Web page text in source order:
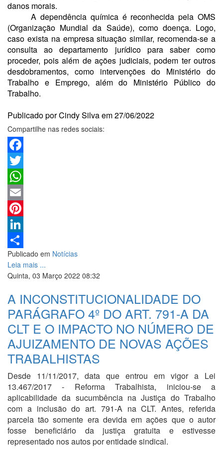
danos morais.
A dependência química é reconhecida pela OMS
(Organização Mundial da Saúde), como doença. Logo,
caso exista na empresa situação similar, recomenda-se a
consulta ao departamento jurídico para saber como
proceder, pois além de ações judiciais, podem ter outros
desdobramentos, como intervenções do Ministério do
Trabalho e Emprego, além do Ministério Público do
Trabalho.
Publicado por Cindy Silva em 27/06/2022
Compartilhe nas redes sociais:
Facebook
Twitter
WhatsApp
Email
Pinterest
LinkedIn
Share
Publicado em Notícias
Leia mais ...
Quinta, 03 Março 2022 08:32
A INCONSTITUCIONALIDADE DO
PARÁGRAFO 4º DO ART. 791-A DA
CLT E O IMPACTO NO NÚMERO DE
AJUIZAMENTO DE NOVAS AÇÕES
TRABALHISTAS
Desde 11/11/2017, data que entrou em vigor a Lei
13.467/2017 - Reforma Trabalhista, iniciou-se a
aplicabilidade da sucumbência na Justiça do Trabalho
com a inclusão do art. 791-A na CLT. Antes, referida
parcela tão somente era devida em ações que o autor
fosse beneficiário da justiça gratuita e estivesse
representado nos autos por entidade sindical.